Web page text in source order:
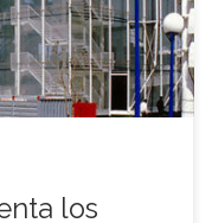
los